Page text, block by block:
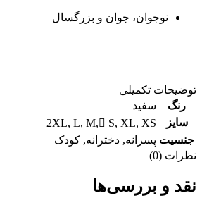
نوجوان، جوان و بزرگسال
توضیحات تکمیلی
رنگ
سفید
سایز
2XL, L, M, ُS, XL, XS
جنسیت پسرانه, دخترانه, کودک
نظرات (0)
نقد و بررسی‌ها